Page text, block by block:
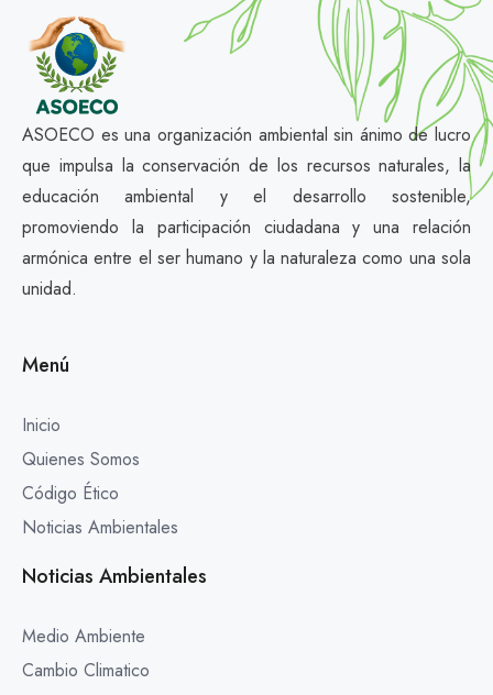
ASOECO es una organización ambiental sin ánimo de lucro
que impulsa la conservación de los recursos naturales, la
educación ambiental y el desarrollo sostenible,
promoviendo la participación ciudadana y una relación
armónica entre el ser humano y la naturaleza como una sola
unidad.
Menú
Inicio
Quienes Somos
Código Ético
Noticias Ambientales
Noticias Ambientales
Medio Ambiente
Cambio Climatico